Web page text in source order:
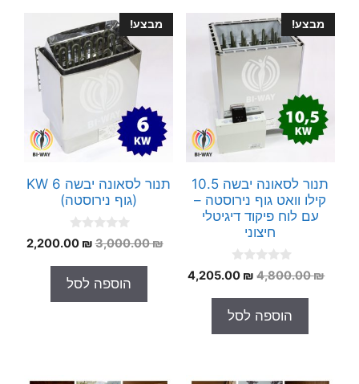
מבצע!
תנור לסאונה יבשה 10.5
קילו וואט גוף נירוסטה –
עם לוח פיקוד דיגיטלי
חיצוני
0
o
o
5
4,800.00₪
המחיר
היה:
4,205.00 ₪
המחיר
הוספה לסל
מבצע!
תנור לסאונה יבשה 6 KW
(גוף נירוסטה)
0
o
o
5
3,000.00₪
המחיר
היה:
2,200.00 ₪
הוספה לסל